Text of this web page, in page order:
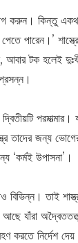
করুন। কিন্তু একথা
পারেন।’
টক হলেই
তাদের জন্য
‘কর্মই উপাসনা’।
বিভিন্ন। তাই
যাঁরা
করতে নির্দেশ